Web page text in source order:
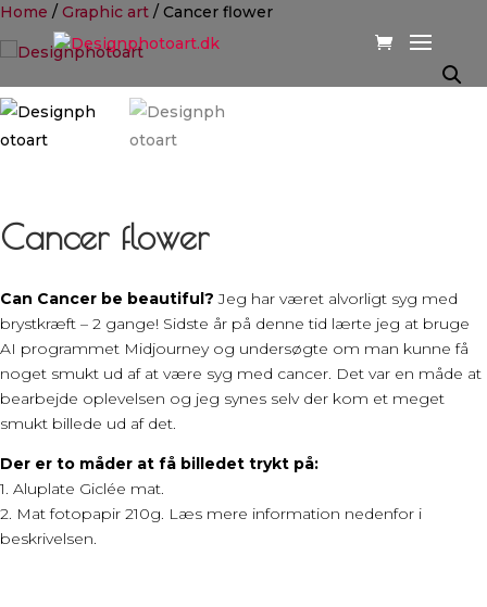
Home / Graphic art / Cancer flower
Cancer flower
Can Cancer be beautiful? Jeg har været alvorligt syg med
brystkræft – 2 gange! Sidste år på denne tid lærte jeg at bruge
AI programmet Midjourney og undersøgte om man kunne få
noget smukt ud af at være syg med cancer. Det var en måde at
bearbejde oplevelsen og jeg synes selv der kom et meget
smukt billede ud af det.
Der er to måder at få billedet trykt på:
1. Aluplate Giclée mat.
2. Mat fotopapir 210g. Læs mere information nedenfor i
beskrivelsen.